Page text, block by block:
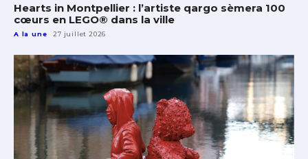
Hearts in Montpellier : l’artiste qargo sèmera 100
cœurs en LEGO® dans la ville
A la une 27 juillet 2026